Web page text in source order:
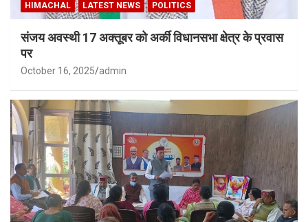
HIMACHAL LATEST NEWS POLITICS
संजय अवस्थी 17 अक्तूबर को अर्की विधानसभा क्षेत्र के प्रवास
पर
October 16, 2025 admin